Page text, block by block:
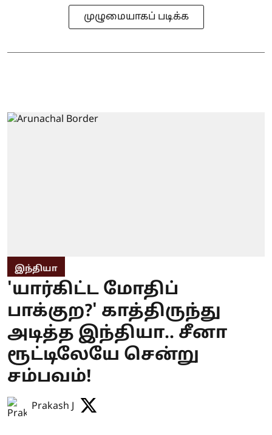
முழுமையாகப் படிக்க
இந்தியா
'யார்கிட்ட மோதிப்
பாக்குற?' காத்திருந்து
அடித்த இந்தியா.. சீனா
ரூட்டிலேயே சென்று
சம்பவம்!
Prakash J